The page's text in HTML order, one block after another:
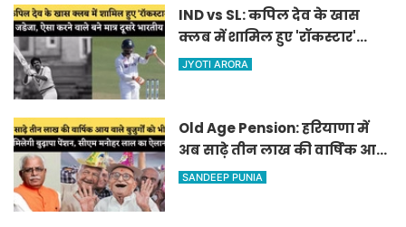
IND vs SL: कपिल देव के खास
क्लब में शामिल हुए 'रॉकस्टार'
जडेजा, ऐसा करने वाले बने मात्र
JYOTI ARORA
Old Age Pension: हरियाणा में
अब साढ़े तीन लाख की वार्षिक आय
वाले बुजुर्गों को भी मिलेगी बुढ़ापा
SANDEEP PUNIA